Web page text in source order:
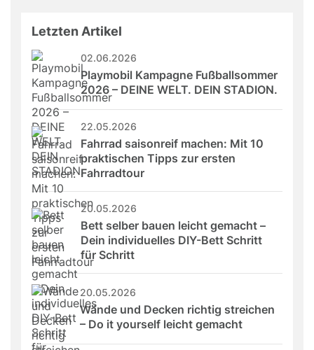
Letzten Artikel
02.06.2026
Playmobil Kampagne Fußballsommer
2026 – DEINE WELT. DEIN STADION.
22.05.2026
Fahrrad saisonreif machen: Mit 10
praktischen Tipps zur ersten
Fahrradtour
20.05.2026
Bett selber bauen leicht gemacht –
Dein individuelles DIY-Bett Schritt
für Schritt
20.05.2026
Wände und Decken richtig streichen
– Do it yourself leicht gemacht